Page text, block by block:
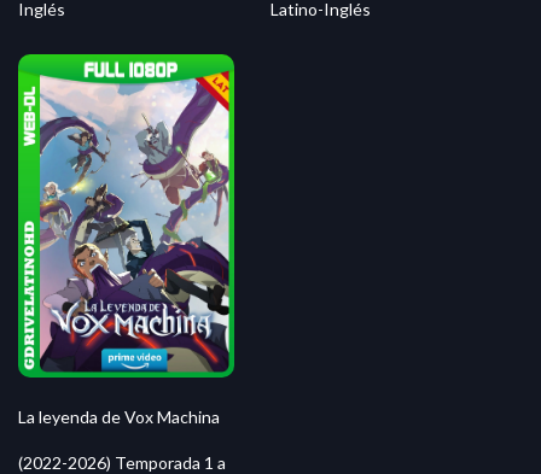
Inglés Latino-Inglés
La leyenda de Vox Machina
(2022-2026) Temporada 1 a